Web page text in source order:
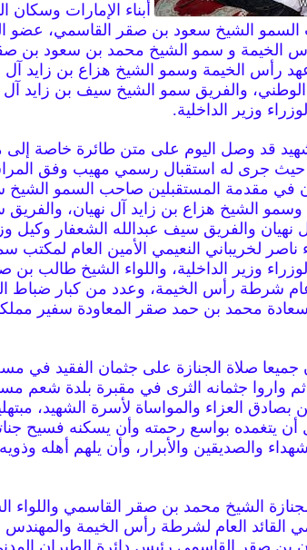
أبناء الإمارات وسكان
السمو الشيخ سعود بن صقر القاسمي، عضو
الخيمة و سمو الشيخ محمد بن سعود بن
رأس الخيمة وسمو الشيخ هزاع بن زايد آل
والفريق سمو الشيخ سيف بن زايد آل
وزير الداخلية.
قد وصل اليوم على متن طائرة خاصة
حيث جرى له استقبال رسمي مهيب وفق
في مقدمة المستقبلين صاحب السمو الشيخ
الشيخ هزاع بن زايد آل نهيان، والفريق
والفريق سيف عبدالله الشعفار وكيل
ناصر لخريباني النعيمي الأمين العام لمكتب
وزير الداخلية، واللواء الشيخ طالب بن
عام شرطة رأس الخيمة، وعدد من كبار ضباط
وسعادة محمد بن حمد صقر المعاودة سفير
صلاة الجنازة على جثمان الفقيد في
ثم واروا جثمانه الثرى في مقبرة بلدة شعم
بصادق العزاء والمواساة لأسرة الشهيد،
أن يتغمده بواسع رحمته وأن يسكنه فسيح
والصديقين والأبرار، وأن يلهم أهله
الشيخ محمد بن صقر القاسمي واللواء
القائد العام لشرطة رأس الخيمة والمهندس
بن صقر القاسمي رئيس دائرة الطيران